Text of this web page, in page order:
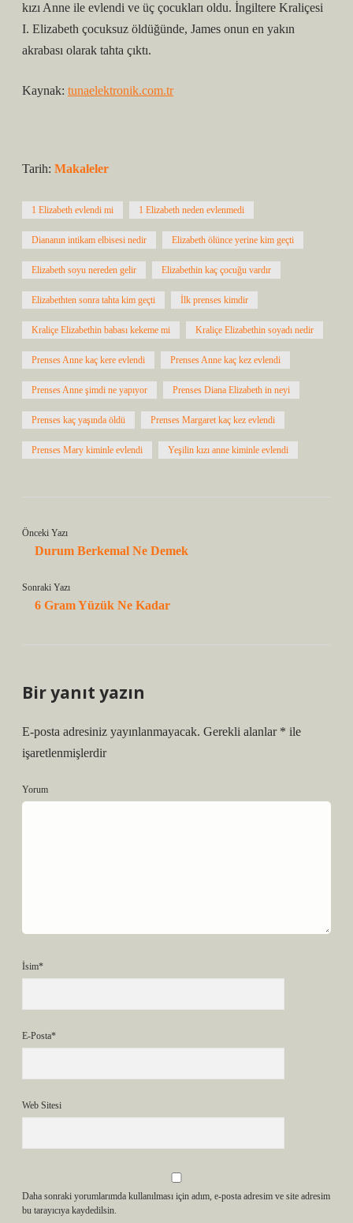
kızı Anne ile evlendi ve üç çocukları oldu. İngiltere Kraliçesi
I. Elizabeth çocuksuz öldüğünde, James onun en yakın
akrabası olarak tahta çıktı.
Kaynak: tunaelektronik.com.tr
Tarih: Makaleler
1 Elizabeth evlendi mi 1 Elizabeth neden evlenmedi
Diananın intikam elbisesi nedir Elizabeth ölünce yerine kim geçti
Elizabeth soyu nereden gelir Elizabethin kaç çocuğu vardır
Elizabethten sonra tahta kim geçti İlk prenses kimdir
Kraliçe Elizabethin babası kekeme mi Kraliçe Elizabethin soyadı nedir
Prenses Anne kaç kere evlendi Prenses Anne kaç kez evlendi
Prenses Anne şimdi ne yapıyor Prenses Diana Elizabeth in neyi
Prenses kaç yaşında öldü Prenses Margaret kaç kez evlendi
Prenses Mary kiminle evlendi Yeşilin kızı anne kiminle evlendi
Önceki Yazı
Durum Berkemal Ne Demek
Sonraki Yazı
6 Gram Yüzük Ne Kadar
Bir yanıt yazın
E-posta adresiniz yayınlanmayacak. Gerekli alanlar * ile
işaretlenmişlerdir
Yorum
İsim*
E-Posta*
Web Sitesi
Daha sonraki yorumlarımda kullanılması için adım, e-posta adresim ve site adresim
bu tarayıcıya kaydedilsin.